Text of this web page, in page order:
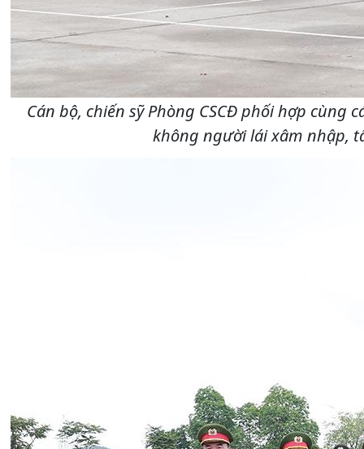
Cán bộ, chiến sỹ Phòng CSCĐ phối hợp
không người lái xâm nhập,